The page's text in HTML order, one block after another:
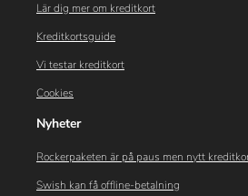
Lär dig mer om kreditkort
Kreditkortsguide
Vi testar kreditkort
Cookies
Nyheter
Rockerpaketen är på paus men nytt
Swish kan få offline-betalning